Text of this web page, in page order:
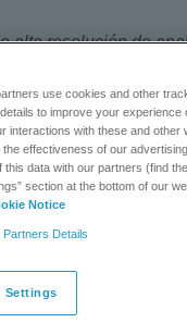
alta resolución de
programable y
rápidas de muestras
alojado en un
que permite
iónica y capilares de
Con la CE, los
de validar y su
detectores
use cookies and other
to improve your
interactions with these and
effectiveness of our
this data with our partners (find
section at the bottom of our
Notice
Details
Settings